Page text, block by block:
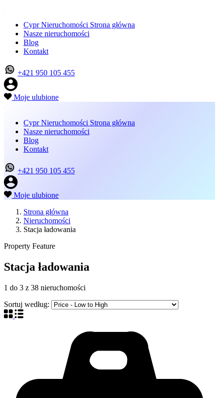
Cypr Nieruchomości Strona główna
Nasze nieruchomości
Blog
Kontakt
+421 950 105 455
Moje ulubione
Cypr Nieruchomości Strona główna
Nasze nieruchomości
Blog
Kontakt
+421 950 105 455
Moje ulubione
Strona główna
Nieruchomości
Stacja ładowania
Property Feature
Stacja ładowania
1 do 3 z 38 nieruchomości
Sortuj według: